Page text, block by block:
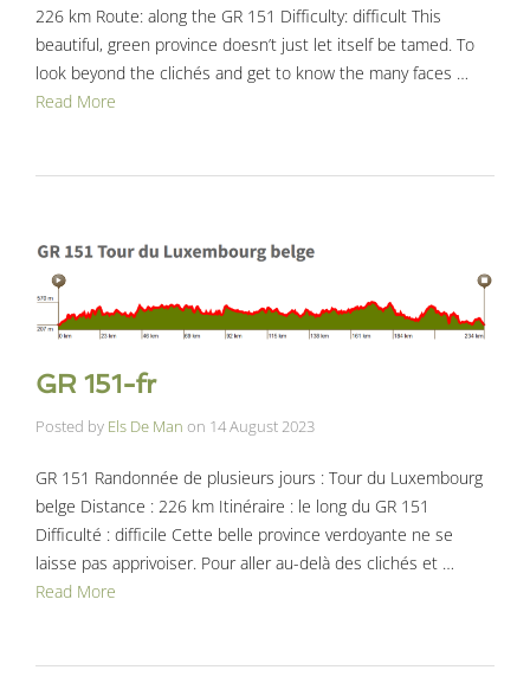
226 km Route: along the GR 151 Difficulty: difficult This
beautiful, green province doesn’t just let itself be tamed. To
look beyond the clichés and get to know the many faces …
Read More
GR 151-fr
Posted by Els De Man on 14 August 2023
GR 151 Randonnée de plusieurs jours : Tour du Luxembourg
belge Distance : 226 km Itinéraire : le long du GR 151
Difficulté : difficile Cette belle province verdoyante ne se
laisse pas apprivoiser. Pour aller au-delà des clichés et …
Read More